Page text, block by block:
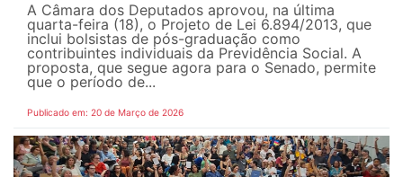
A Câmara dos Deputados aprovou, na última
quarta-feira (18), o Projeto de Lei 6.894/2013, que
inclui bolsistas de pós-graduação como
contribuintes individuais da Previdência Social. A
proposta, que segue agora para o Senado, permite
que o período de...
Publicado em: 20 de Março de 2026